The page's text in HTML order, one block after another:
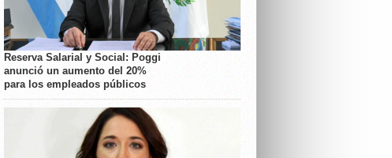
Reserva Salarial y Social: Poggi
anunció un aumento del 20%
para los empleados públicos